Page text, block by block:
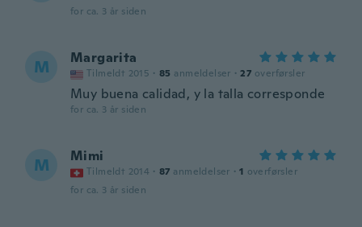
for ca. 3 år siden
M Margarita
Tilmeldt 2015 · 85 anmeldelser · 27 overførsler
Muy buena calidad, y la talla corresponde
for ca. 3 år siden
M Mimi
Tilmeldt 2014 · 87 anmeldelser · 1 overførsler
for ca. 3 år siden